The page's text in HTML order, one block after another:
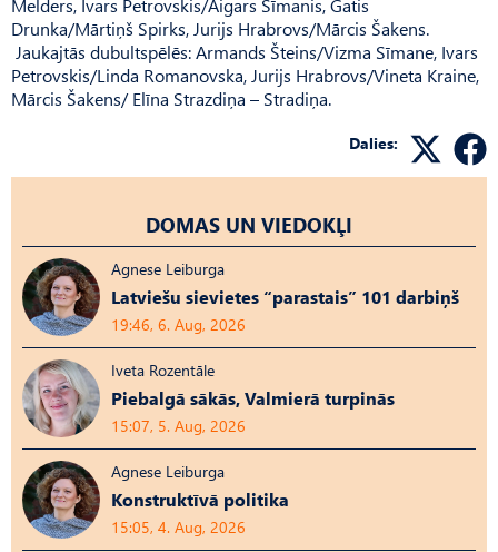
Melders, Ivars Petrovskis/Aigars Sīmanis, Gatis
Drunka/Mārtiņš Spirks, Jurijs Hrabrovs/Mārcis Šakens.
Jaukajtās dubultspēlēs: Armands Šteins/Vizma Sīmane, Ivars
Petrovskis/Linda Roma­novska, Jurijs Hrabrovs/Vineta Kraine,
Mārcis Šakens/ Elīna Strazdiņa – Stra­di­ņa.
Dalies:
DOMAS UN VIEDOKĻI
Agnese Leiburga
Latviešu sievietes “parastais” 101 darbiņš
19:46, 6. Aug, 2026
Iveta Rozentāle
Piebalgā sākās, Valmierā turpinās
15:07, 5. Aug, 2026
Agnese Leiburga
Konstruktīvā politika
15:05, 4. Aug, 2026